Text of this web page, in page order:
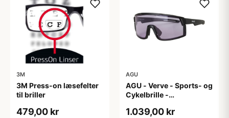
3M
3M Press-on læsefelter
til briller
479,00 kr
AGU
AGU - Verve - Sports- og
Cykelbrille -
Mat Sort
1.039,00 kr